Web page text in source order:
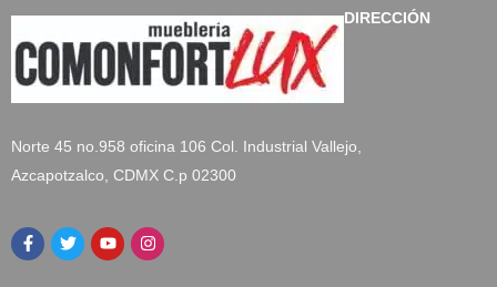
DIRECCIÓN
Norte 45 no.958 oficina 106 Col. Industrial Vallejo,
Azcapotzalco, CDMX C.p 02300